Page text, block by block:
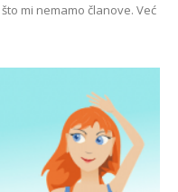
mi nemamo članove. Već